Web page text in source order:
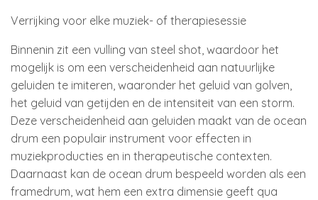
Verrijking voor elke muziek- of therapiesessie
Binnenin zit een vulling van steel shot, waardoor het
mogelijk is om een verscheidenheid aan natuurlijke
geluiden te imiteren, waaronder het geluid van golven,
het geluid van getijden en de intensiteit van een storm.
Deze verscheidenheid aan geluiden maakt van de ocean
drum een populair instrument voor effecten in
muziekproducties en in therapeutische contexten.
Daarnaast kan de ocean drum bespeeld worden als een
framedrum, wat hem een extra dimensie geeft qua